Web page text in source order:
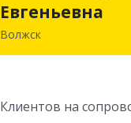
Евгеньевна
Волжск
Клиентов на